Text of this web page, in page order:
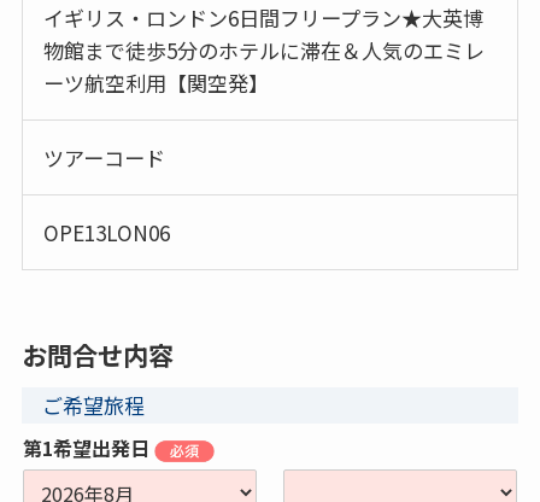
イギリス・ロンドン6日間フリープラン★大英博
物館まで徒歩5分のホテルに滞在＆人気のエミレ
ーツ航空利用【関空発】
ツアーコード
OPE13LON06
お問合せ内容
ご希望旅程
第1希望出発日